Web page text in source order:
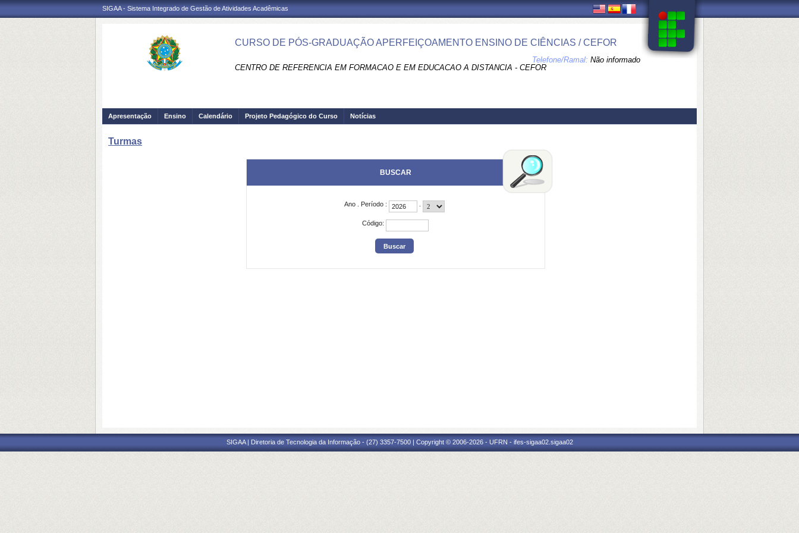
SIGAA - Sistema Integrado de Gestão de Atividades Acadêmicas
CURSO DE PÓS-GRADUAÇÃO APERFEIÇOAMENTO ENSINO DE CIÊNCIAS / CEFOR
CENTRO DE REFERENCIA EM FORMACAO E EM EDUCACAO A DISTANCIA - CEFOR
Telefone/Ramal: Não informado
Apresentação Ensino Calendário Projeto Pedagógico do Curso Notícias
Turmas
BUSCAR
Ano Período :
Código:
SIGAA | Diretoria de Tecnologia da Informação - (27) 3357-7500 | Copyright © 2006-2026 - UFRN - ifes-sigaa02.sigaa02